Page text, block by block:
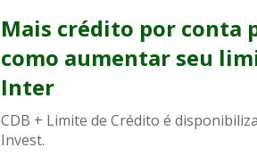
Mais crédito por conta
como aumentar seu
Inter
CDB + Limite de Crédito é
Invest.